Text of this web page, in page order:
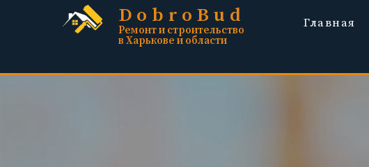
DobroBud
Ремонт и строительство
в Харькове и области
Главная